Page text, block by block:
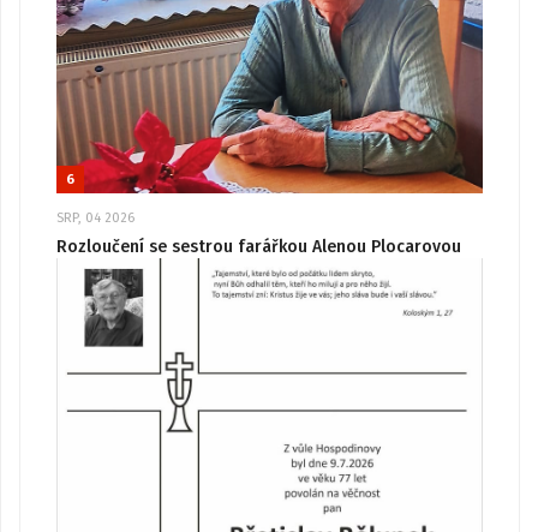
6
SRP, 04 2026
Rozloučení se sestrou farářkou Alenou Plocarovou